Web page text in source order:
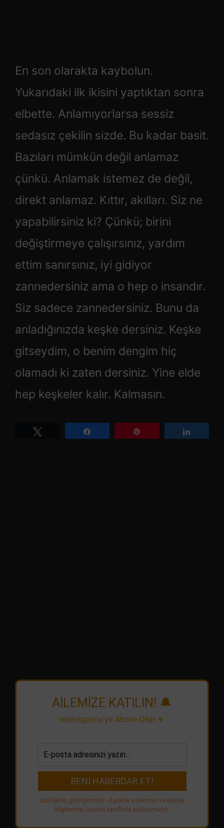
En son olarakta kaybolun.
Yukarıdaki ilk ikisini yaptıktan sonra
elbette. Anlamıyorlarsa sessiz
sedasız çekilin sizde. Bu kadar basit.
Bazıları mümkün değil anlamaz
çünkü. Anlamak istemez de değil,
direkt anlamaz. Kıttır, akılları. Siz ne
yapabilirsiniz ki? Çünkü; birini
değiştirmeye çalışırsınız, yardım
ettim sanırsınız, iyi gidiyor
zannedersiniz ama o hep o insandır.
Siz sadece zannedersiniz. Bunu da
anladığınızda keşke dersiniz. Keşke
gitseydim, o benim dengim hiç
olamadı ki zaten dersiniz. Yine elde
hep keşkeler kalır. Kalmasın.
AİLEMİZE KATILIN! 🔔
realistgunce'ye Abone Olun 🔽
Gizliliğiniz, gizliliğimizdir. E-posta adresinizi ve kişisel
bilgilerinizi üçüncü taraflarla paylaşmayız.